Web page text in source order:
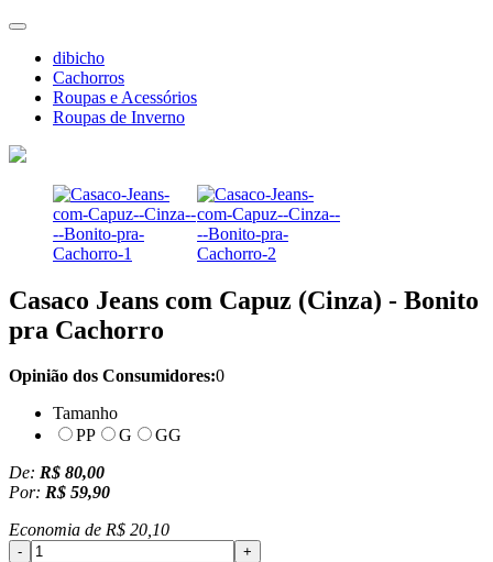
dibicho
Cachorros
Roupas e Acessórios
Roupas de Inverno
Casaco Jeans com Capuz (Cinza) - Bonito
pra Cachorro
Opinião dos Consumidores:0
Tamanho
PP
G
GG
De: R$ 80,00
Por: R$ 59,90
Economia de R$ 20,10
- +